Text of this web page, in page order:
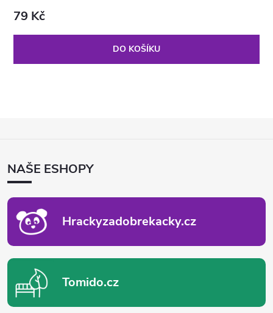
79 Kč
DO KOŠÍKU
ANAŠE ESHOPY
Hrackyzadobrekacky.cz
Tomido.cz